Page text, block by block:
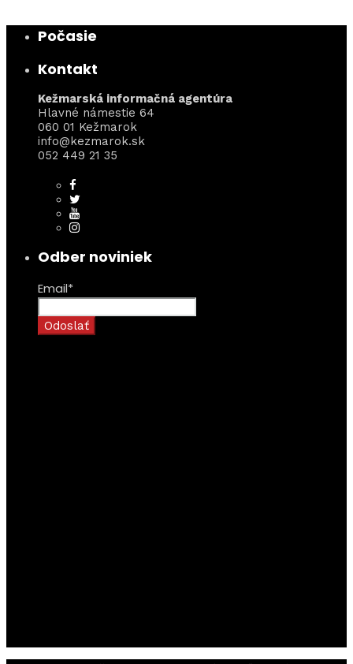
Počasie
Kontakt
Kežmarská informačná agentúra
Hlavné námestie 64
060 01 Kežmarok
info@kezmarok.sk
052 449 21 35
Odber noviniek
Email*